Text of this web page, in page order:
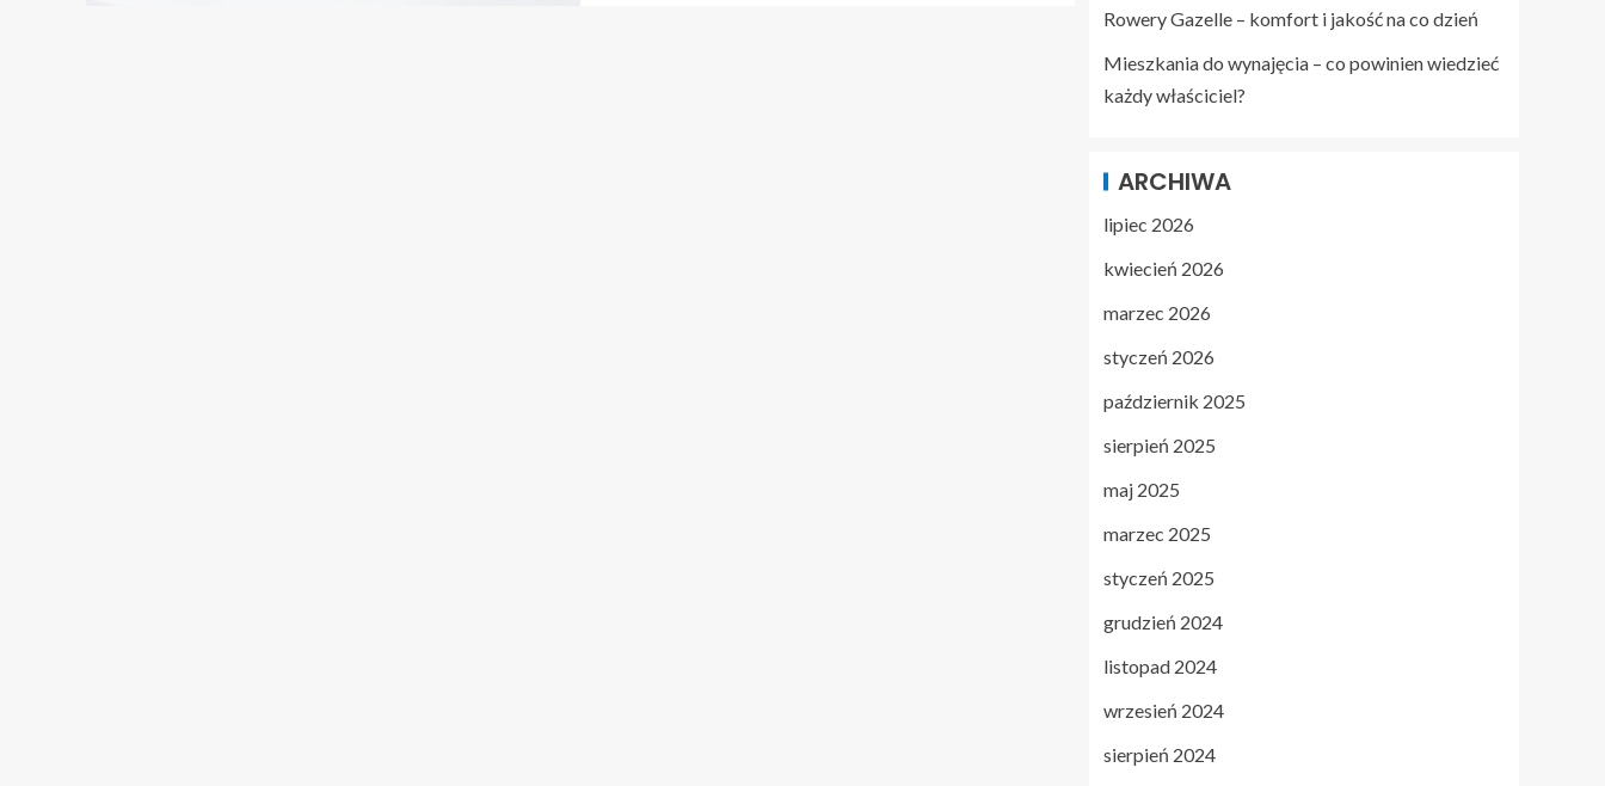
Rowery Gazelle – komfort i jakość na co dzień
Mieszkania do wynajęcia – co powinien wiedzieć
każdy właściciel?
ARCHIWA
lipiec 2026
kwiecień 2026
marzec 2026
styczeń 2026
październik 2025
sierpień 2025
maj 2025
marzec 2025
styczeń 2025
grudzień 2024
listopad 2024
wrzesień 2024
sierpień 2024